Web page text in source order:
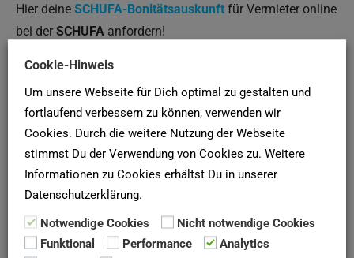
Hier deine SCHUFA-Bonitätsauskunft für Vermieter online
bei der SCHUFA anfordern!
Newsletter
Mehr als 5.000 Menschen haben unseren Newsletter für
die Wohnungssuche abonniert. Warum du nicht?
Umzüge
Cookie-Hinweis
Um unsere Webseite für Dich optimal zu gestalten und
fortlaufend verbessern zu können, verwenden wir
Cookies. Durch die weitere Nutzung der Webseite
stimmst Du der Verwendung von Cookies zu. Weitere
Informationen zu Cookies erhältst Du in unserer
Datenschutzerklärung.
Notwendige Cookies
Nicht notwendige Cookies
Funktional
Performance
Analytics